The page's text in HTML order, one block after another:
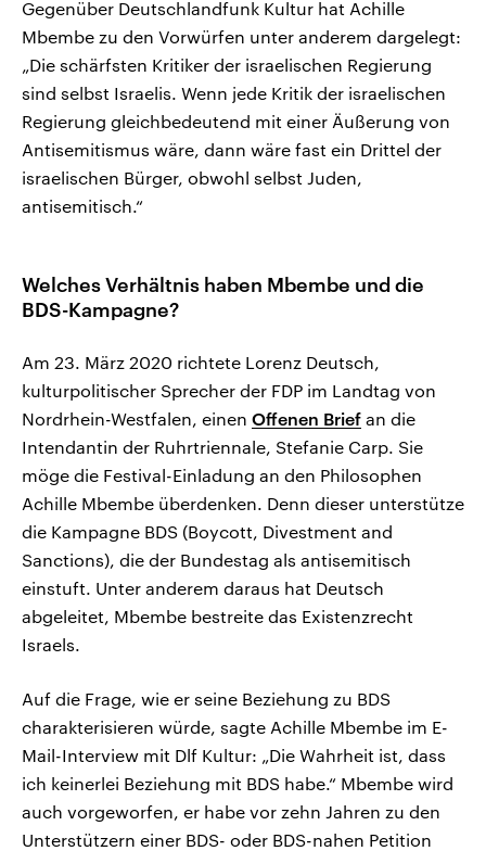
Gegenüber Deutschlandfunk Kultur hat Achille
Mbembe zu den Vorwürfen unter anderem dargelegt:
„Die schärfsten Kritiker der israelischen Regierung
sind selbst Israelis. Wenn jede Kritik der israelischen
Regierung gleichbedeutend mit einer Äußerung von
Antisemitismus wäre, dann wäre fast ein Drittel der
israelischen Bürger, obwohl selbst Juden,
antisemitisch.“
Welches Verhältnis haben Mbembe und die
BDS-Kampagne?
Am 23. März 2020 richtete Lorenz Deutsch,
kulturpolitischer Sprecher der FDP im Landtag von
Nordrhein-Westfalen, einen Offenen Brief an die
Intendantin der Ruhrtriennale, Stefanie Carp. Sie
möge die Festival-Einladung an den Philosophen
Achille Mbembe überdenken. Denn dieser unterstütze
die Kampagne BDS (Boycott, Divestment and
Sanctions), die der Bundestag als antisemitisch
einstuft. Unter anderem daraus hat Deutsch
abgeleitet, Mbembe bestreite das Existenzrecht
Israels.
Auf die Frage, wie er seine Beziehung zu BDS
charakterisieren würde, sagte Achille Mbembe im E-
Mail-Interview mit Dlf Kultur: „Die Wahrheit ist, dass
ich keinerlei Beziehung mit BDS habe.“ Mbembe wird
auch vorgeworfen, er habe vor zehn Jahren zu den
Unterstützern einer BDS- oder BDS-nahen Petition